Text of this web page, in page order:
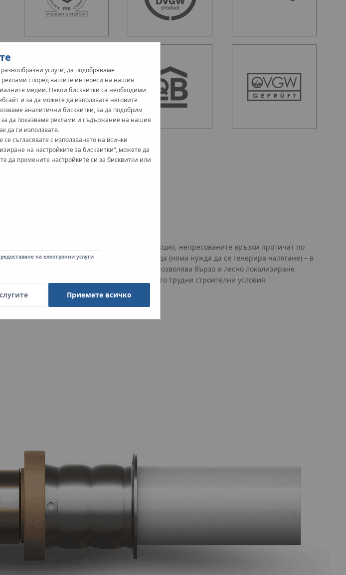
(Изтичане преди пресоване), с тази функция, непресованите връзки протичат по
време на пълнене на инсталацията с вода (няма нужда да се генерира налягане) – в
съотвествие с насоките на DVGW. Това позволява бързо и лесно локализиране
на непресовани връзки, дори и при много трудни строителни условия.
услуги, да подобряваме
реклами според вашите интереси на нашия
медии. Някои бисквитки са необходими
и за да можете да използвате неговите
аналитични бисквитки, за да подобрим
да показваме реклами и съдържание на нашия
да ги използвате.
съгласявате с използването на всички
на настройките за бисквитки“, можете да
да промените настройките си за бисквитки или
на електронни услуги
Приемете всичко